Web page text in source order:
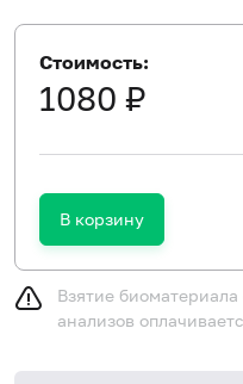
Стоимость:
1080 ₽
В корзину
Взятие
анализов